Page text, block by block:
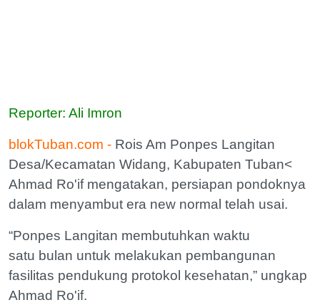
Reporter: Ali Imron
blokTuban.com - Rois Am Ponpes Langitan
Desa/Kecamatan Widang, Kabupaten Tuban<
Ahmad Ro'if mengatakan, persiapan pondoknya
dalam menyambut era new normal telah usai.
“Ponpes Langitan membutuhkan waktu
satu bulan untuk melakukan pembangunan
fasilitas pendukung protokol kesehatan,” ungkap
Ahmad Ro'if.